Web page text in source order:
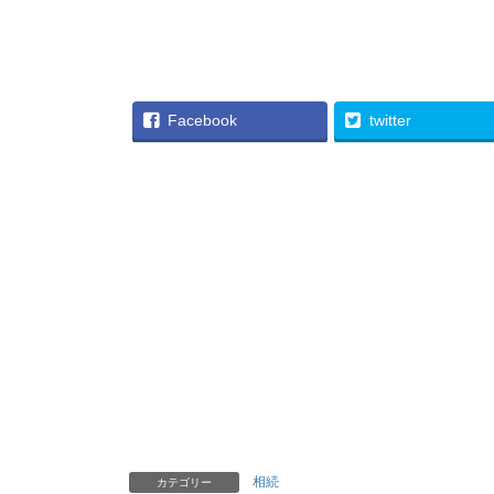
Facebook twitter
カテゴリー 相続